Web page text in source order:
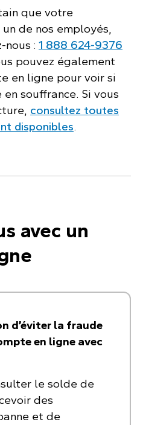
que votre
de nos employés,
nous : 1 888 624‑9376
pouvez également
en ligne pour voir si
souffrance. Si vous
consultez toutes
disponibles.
avec un
d’éviter la fraude
en ligne avec
le solde de
des
et de